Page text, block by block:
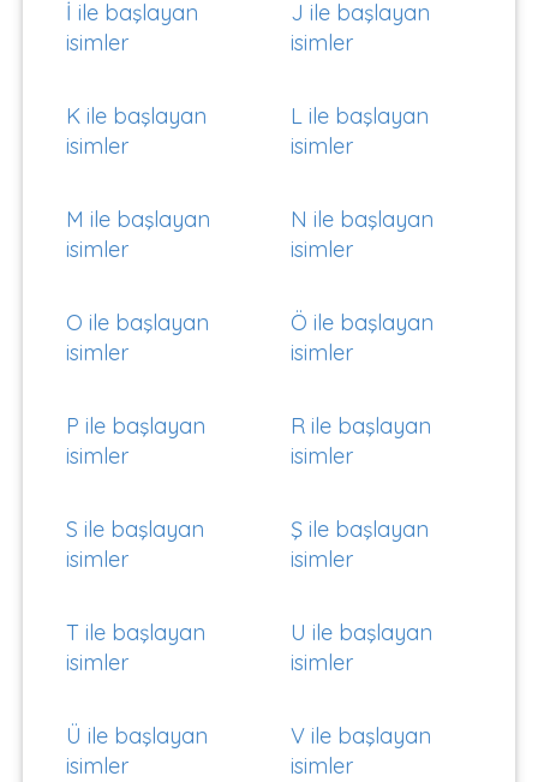
İ ile başlayan
isimler
J ile başlayan
isimler
K ile başlayan
isimler
L ile başlayan
isimler
M ile başlayan
isimler
N ile başlayan
isimler
O ile başlayan
isimler
Ö ile başlayan
isimler
P ile başlayan
isimler
R ile başlayan
isimler
S ile başlayan
isimler
Ş ile başlayan
isimler
T ile başlayan
isimler
U ile başlayan
isimler
Ü ile başlayan
isimler
V ile başlayan
isimler